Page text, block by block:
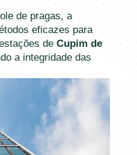
de pragas, a
eficazes para
de Cupim de
a integridade das